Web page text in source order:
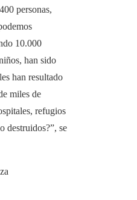
personas,
10.000
han sido
han resultado
miles de
refugios
destruidos?”, se